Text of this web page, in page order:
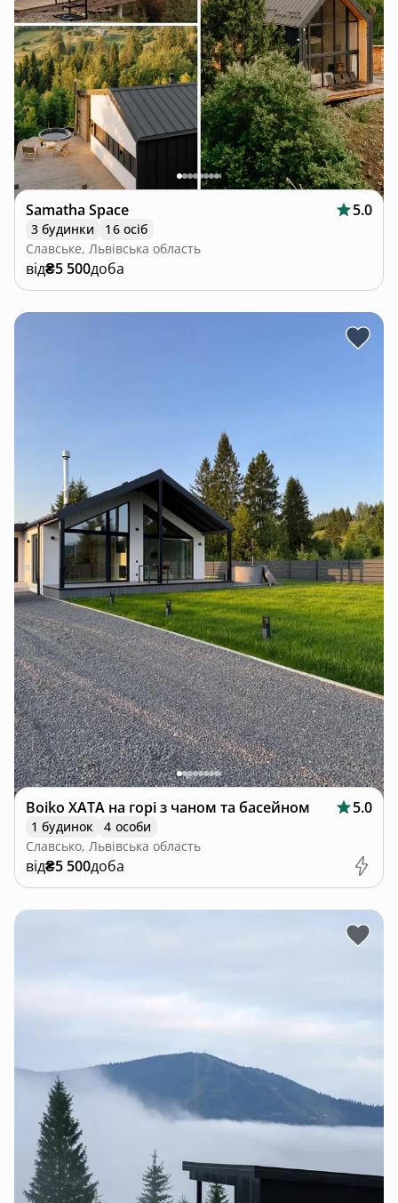
Samatha Space 5.0
3 будинки
16 осіб
Славське, Львівська область
від₴5 500доба
Boiko ХАТА на горі з чаном та басейном 5.0
1 будинок
4 особи
Славсько, Львівська область
від₴5 500доба